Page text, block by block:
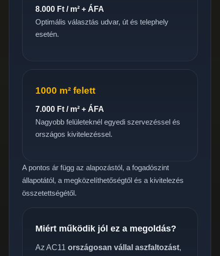
8.000 Ft / m² + ÁFA
Optimális választás udvar, út és telephely
esetén.
1000 m² felett
7.000 Ft / m² + ÁFA
Nagyobb felületeknél egyedi szervezéssel és
országos kivitelezéssel.
A pontos ár függ az alapozástól, a fogadószint
állapotától, a megközelíthetőségtől és a kivitelezés
összetettségétől.
Miért működik jól ez a megoldás?
Az AC11 országosan vállal aszfaltozást,